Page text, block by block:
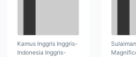
Kamus Inggris Inggris-
Indonesia Inggris-